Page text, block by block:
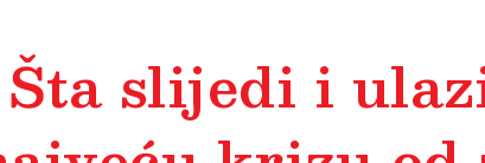
Šta slijedi i